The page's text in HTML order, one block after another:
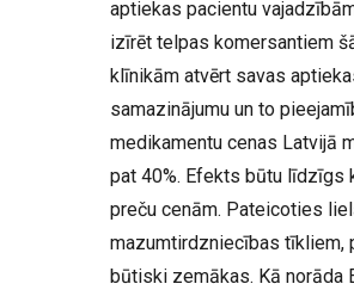
aptiekas pacientu
izīrēt telpas komersantiem
klīnikām atvērt savas
samazinājumu un to
medikamentu cenas Latvijā
pat 40%. Efekts būtu līdzīgs
preču cenām. Pateicoties
mazumtirdzniecības tīkliem,
būtiski zemākas. Kā norāda